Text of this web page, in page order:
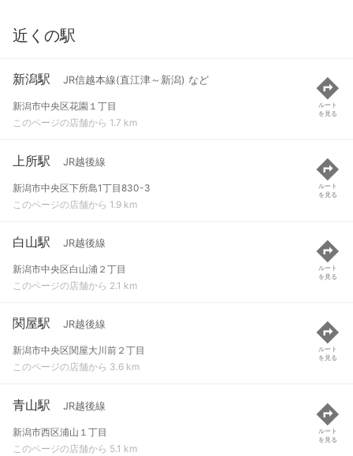
近くの駅
新潟駅 JR信越本線(直江津～新潟) など
新潟市中央区花園１丁目
このページの店舗から 1.7 km
ルート
を見る
上所駅 JR越後線
新潟市中央区下所島1丁目830-3
このページの店舗から 1.9 km
ルート
を見る
白山駅 JR越後線
新潟市中央区白山浦２丁目
このページの店舗から 2.1 km
ルート
を見る
関屋駅 JR越後線
新潟市中央区関屋大川前２丁目
このページの店舗から 3.6 km
ルート
を見る
青山駅 JR越後線
新潟市西区浦山１丁目
このページの店舗から 5.1 km
ルート
を見る